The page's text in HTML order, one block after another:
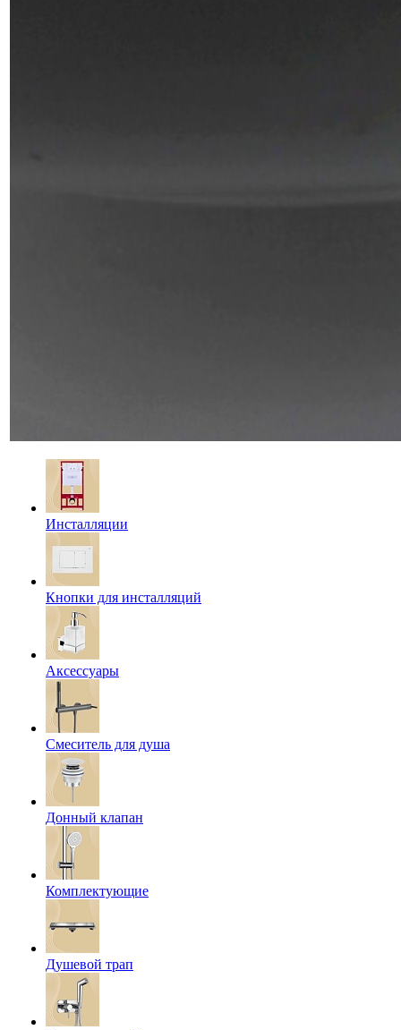
Инсталляции
Кнопки для инсталляций
Аксессуары
Смеситель для душа
Донный клапан
Комплектующие
Душевой трап